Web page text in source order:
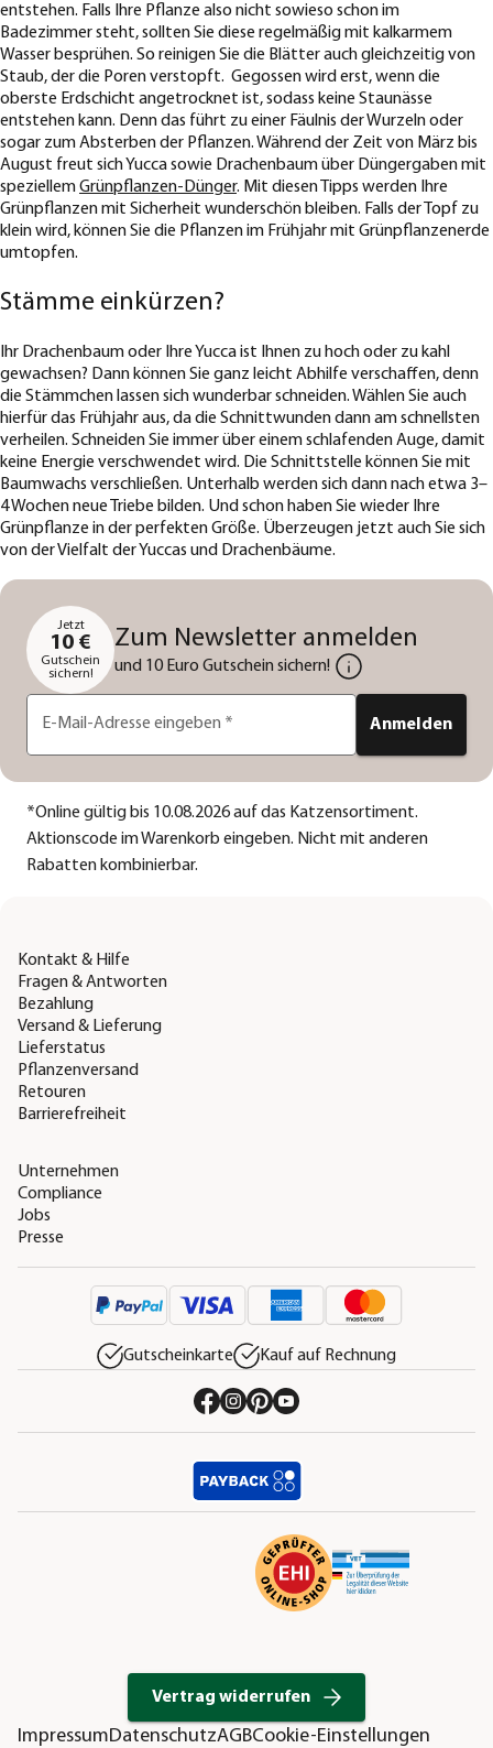
entstehen. Falls Ihre Pflanze also nicht sowieso schon im
Badezimmer steht, sollten Sie diese regelmäßig mit kalkarmem
Wasser besprühen. So reinigen Sie die Blätter auch gleichzeitig von
Staub, der die Poren verstopft. Gegossen wird erst, wenn die
oberste Erdschicht angetrocknet ist, sodass keine Staunässe
entstehen kann. Denn das führt zu einer Fäulnis der Wurzeln oder
sogar zum Absterben der Pflanzen. Während der Zeit von März bis
August freut sich Yucca sowie Drachenbaum über Düngergaben mit
speziellemGrünpflanzen-Dünger. Mit diesen Tipps werden Ihre
Grünpflanzen mit Sicherheit wunderschön bleiben. Falls der Topf zu
klein wird, können Sie die Pflanzen im Frühjahr mit Grünpflanzenerde
umtopfen.
Stämme einkürzen?
Ihr Drachenbaum oder Ihre Yucca ist Ihnen zu hoch oder zu kahl
gewachsen? Dann können Sie ganz leicht Abhilfe verschaffen, denn
die Stämmchen lassen sich wunderbar schneiden. Wählen Sie auch
hierfür das Frühjahr aus, da die Schnittwunden dann am schnellsten
verheilen. Schneiden Sie immer über einem schlafenden Auge, damit
keine Energie verschwendet wird. Die Schnittstelle können Sie mit
Baumwachs verschließen. Unterhalb werden sich dann nach etwa 3–
4 Wochen neue Triebe bilden. Und schon haben Sie wieder Ihre
Grünpflanze in der perfekten Größe. Überzeugen jetzt auch Sie sich
von der Vielfalt der Yuccas und Drachenbäume.
Jetzt
10 €
Gutschein
sichern!
Zum Newsletter anmelden
und 10 Euro Gutschein sichern!
E-Mail-Adresse eingeben * Anmelden
*Online gültig bis 10.08.2026 auf das Katzensortiment.
Aktionscode im Warenkorb eingeben. Nicht mit anderen
Rabatten kombinierbar.
Kontakt & Hilfe
Fragen & Antworten
Bezahlung
Versand & Lieferung
Lieferstatus
Pflanzenversand
Retouren
Barrierefreiheit
Unternehmen
Compliance
Jobs
Presse
Gutscheinkarte Kauf auf Rechnung
Vertrag widerrufen
ImpressumDatenschutzAGBCookie-Einstellungen